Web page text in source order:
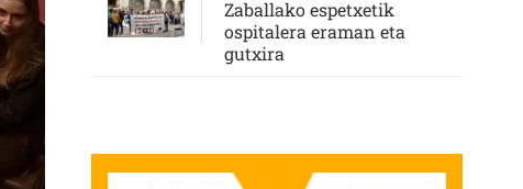
Zaballako espetxetik
ospitalera eraman eta
gutxira